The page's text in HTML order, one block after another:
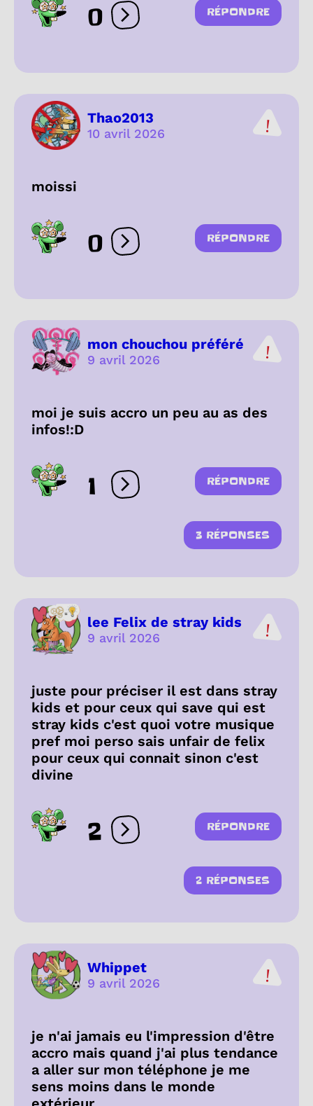
0 Ouvrir les réactions
RÉPONDRE
Thao2013
10 avril 2026
moissi
0 Ouvrir les réactions
RÉPONDRE
mon chouchou préféré
9 avril 2026
moi je suis accro un peu au as des
infos!:D
1 Ouvrir les réactions
RÉPONDRE
3 RÉPONSES
lee Felix de stray kids
9 avril 2026
juste pour préciser il est dans stray
kids et pour ceux qui save qui est
stray kids c'est quoi votre musique
pref moi perso sais unfair de felix
pour ceux qui connait sinon c'est
divine
2 Ouvrir les réactions
RÉPONDRE
2 RÉPONSES
Whippet
9 avril 2026
je n'ai jamais eu l'impression d'être
accro mais quand j'ai plus tendance
a aller sur mon téléphone je me
sens moins dans le monde